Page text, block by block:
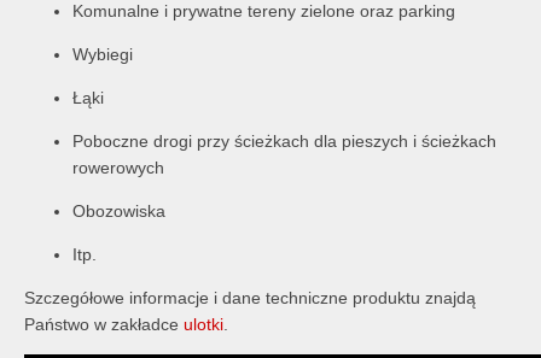
Komunalne i prywatne tereny zielone oraz parking
Wybiegi
Łąki
Poboczne drogi przy ścieżkach dla pieszych i ścieżkach
rowerowych
Obozowiska
Itp.
Szczegółowe informacje i dane techniczne produktu znajdą
Państwo w zakładce ulotki